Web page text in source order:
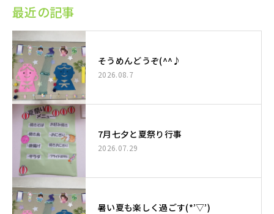
最近の記事
そうめんどうぞ(^^♪
2026.08.7
7月七夕と夏祭り行事
2026.07.29
暑い夏も楽しく過ごす(*’▽’)